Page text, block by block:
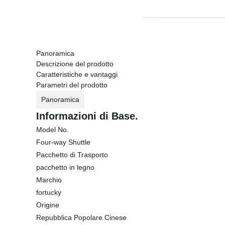
Panoramica
Descrizione del prodotto
Caratteristiche e vantaggi
Parametri del prodotto
Panoramica
Informazioni di Base.
Model No.
Four-way Shuttle
Pacchetto di Trasporto
pacchetto in legno
Marchio
fortucky
Origine
Repubblica Popolare Cinese